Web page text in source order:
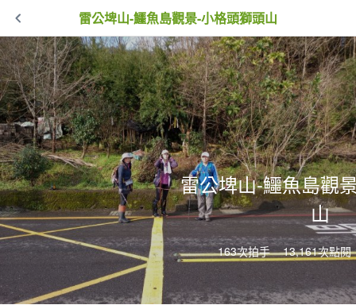
雷公埤山-鱷魚島觀景-小格頭獅頭山
雷公埤山-鱷魚島觀
山
163次拍手 13,161次點閱